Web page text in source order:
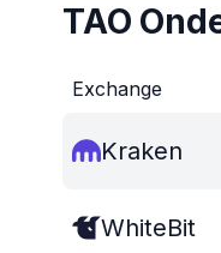
TAO
Exchange
Kraken
WhiteBit